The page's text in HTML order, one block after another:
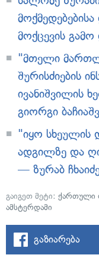
მოქცევის
"მთელი
შურისძიების
ივანიშვილის
გიორგი
"იყო სხეულის
ადგილზე და
— ზურაბ
გაიგეთ მეტი: ქართული
ამსტერდამი
გაზიარება